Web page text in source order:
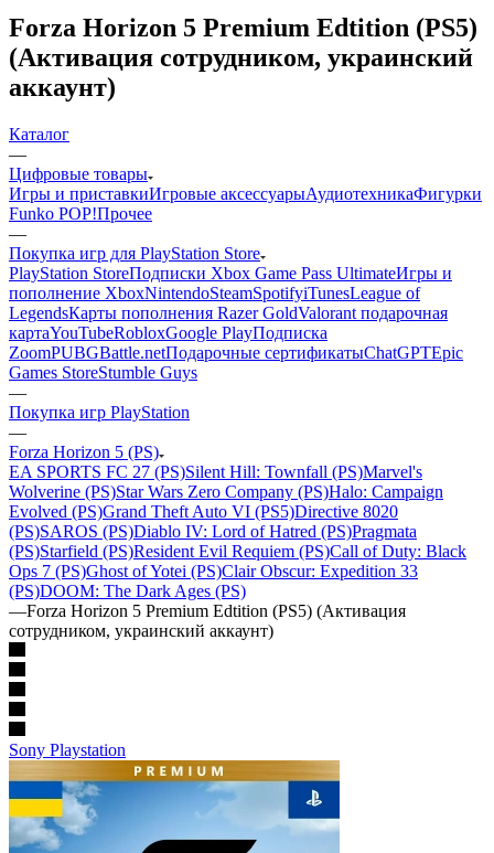
Forza Horizon 5 Premium Edtition (PS5)
(Активация сотрудником, украинский
аккаунт)
Каталог
—
Цифровые товары
Игры и приставкиИгровые аксессуарыАудиотехникаФигурки
Funko POP!Прочее
—
Покупка игр для PlayStation Store
PlayStation StoreПодписки Xbox Game Pass UltimateИгры и
пополнение XboxNintendoSteamSpotifyiTunesLeague of
LegendsКарты пополнения Razer GoldValorant подарочная
картаYouTubeRobloxGoogle PlayПодписка
ZoomPUBGBattle.netПодарочные сертификатыChatGPTEpic
Games StoreStumble Guys
—
Покупка игр PlayStation
—
Forza Horizon 5 (PS)
EA SPORTS FC 27 (PS)Silent Hill: Townfall (PS)Marvel's
Wolverine (PS)Star Wars Zero Company (PS)Halo: Campaign
Evolved (PS)Grand Theft Auto VI (PS5)Directive 8020
(PS)SAROS (PS)Diablo IV: Lord of Hatred (PS)Pragmata
(PS)Starfield (PS)Resident Evil Requiem (PS)Call of Duty: Black
Ops 7 (PS)Ghost of Yotei (PS)Clair Obscur: Expedition 33
(PS)DOOM: The Dark Ages (PS)
—Forza Horizon 5 Premium Edtition (PS5) (Активация
сотрудником, украинский аккаунт)
Sony Playstation